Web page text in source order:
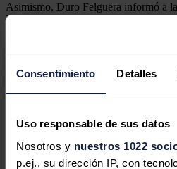
Consentimiento Detalles
Uso responsable de sus datos
Nosotros y nuestros 1022
p.ej., su dirección IP, con
Asimismo, Duro Felguera informó a
Mercado de Valores (CNMV) de que
Noticias relacionadas